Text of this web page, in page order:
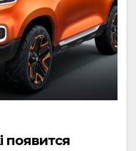
появится